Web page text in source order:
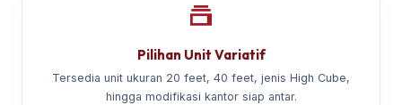
Pilihan Unit Variatif
Tersedia unit ukuran 20 feet, 40 feet, jenis High Cube,
hingga modifikasi kantor siap antar.